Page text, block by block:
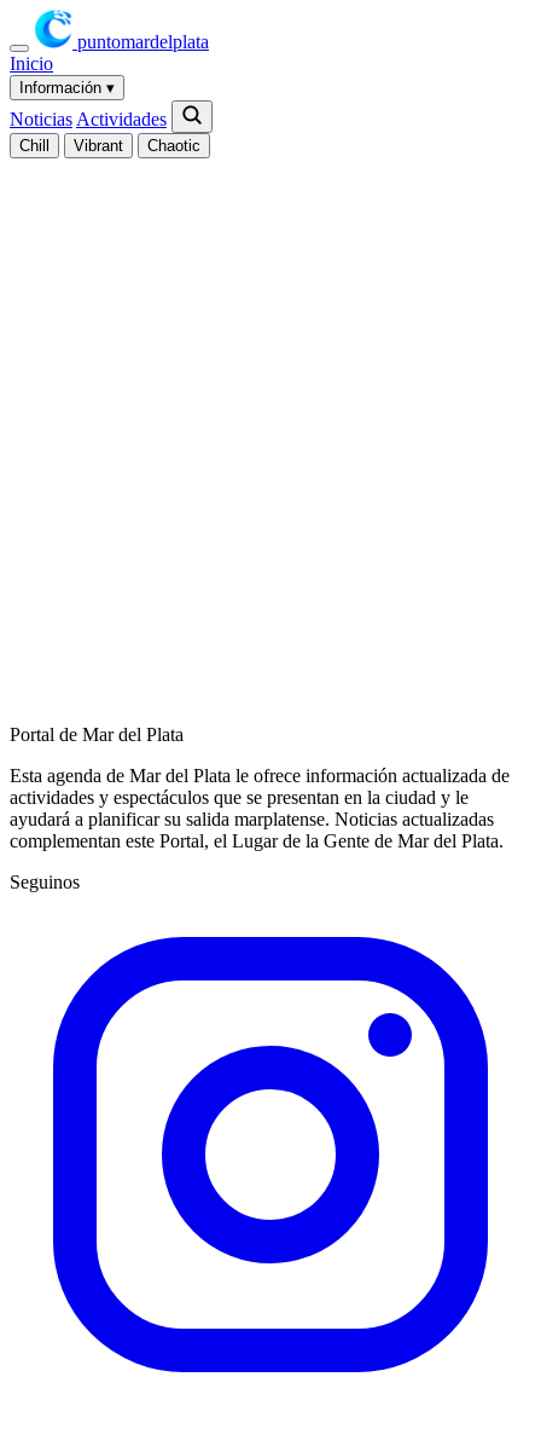
puntomardelplata
Inicio
Información ▾
Noticias Actividades
Chill Vibrant Chaotic
Portal de Mar del Plata
Esta agenda de Mar del Plata le ofrece información actualizada de
actividades y espectáculos que se presentan en la ciudad y le
ayudará a planificar su salida marplatense. Noticias actualizadas
complementan este Portal, el Lugar de la Gente de Mar del Plata.
Seguinos